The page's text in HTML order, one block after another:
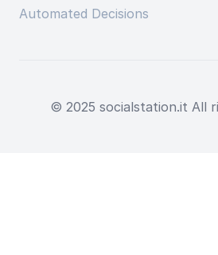
Automated Decisions
© 2025 socialstation.it All